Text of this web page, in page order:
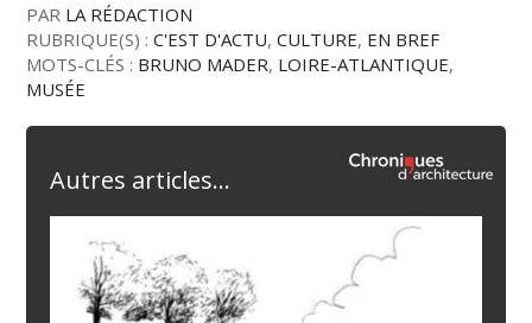
PAR LA RÉDACTION
RUBRIQUE(S) :C'EST D'ACTU,CULTURE, EN BREF
MOTS-CLÉS : BRUNO MADER, LOIRE-ATLANTIQUE,
MUSÉE
Autres articles...